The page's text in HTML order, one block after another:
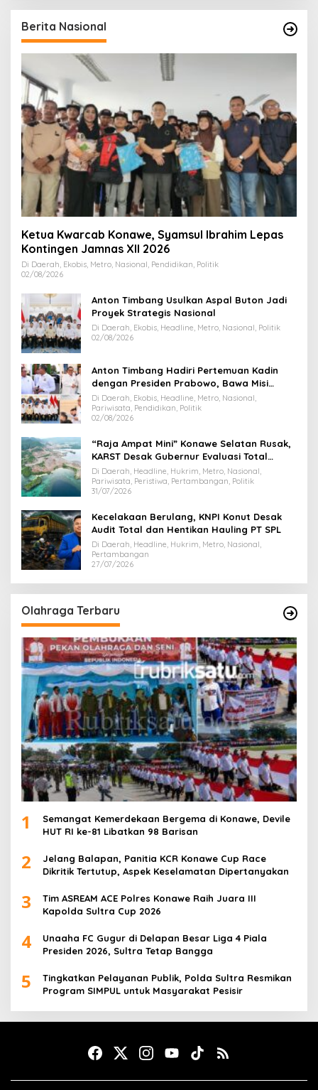
Berita Nasional
Ketua Kwarcab Konawe, Syamsul Ibrahim Lepas
Kontingen Jamnas XII 2026
Di Daerah, Ekobis, Metro, Nasional, Pendidikan, Politik
02/08/2026
Anton Timbang Usulkan Aspal Buton Jadi
Proyek Strategis Nasional
Di Daerah, Ekobis, Headline, Metro, Nasional, Politik
02/08/2026
Anton Timbang Hadiri Pertemuan Kadin
dengan Presiden Prabowo, Bawa Misi
Majukan Ekonomi Sultra
Di Daerah, Ekobis, Headline, Metro, Nasional,
Pariwisata, Pendidikan, Politik
02/08/2026
“Raja Ampat Mini” Konawe Selatan Rusak,
KARST Desak Gubernur Evaluasi Total
Dispar Sultra
Di Daerah, Headline, Hukrim, Metro, Nasional,
Pariwisata, Peristiwa, Pertambangan, Politik
31/07/2026
Kecelakaan Berulang, KNPI Konut Desak
Audit Total dan Hentikan Hauling PT SPL
Di Daerah, Headline, Hukrim, Metro, Nasional,
Pertambangan
27/07/2026
Olahraga Terbaru
1
Semangat Kemerdekaan Bergema di Konawe, Devile
HUT RI ke-81 Libatkan 98 Barisan
2
Jelang Balapan, Panitia KCR Konawe Cup Race
Dikritik Tertutup, Aspek Keselamatan Dipertanyakan
3
Tim ASREAM ACE Polres Konawe Raih Juara III
Kapolda Sultra Cup 2026
4
Unaaha FC Gugur di Delapan Besar Liga 4 Piala
Presiden 2026, Sultra Tetap Bangga
5
Tingkatkan Pelayanan Publik, Polda Sultra Resmikan
Program SIMPUL untuk Masyarakat Pesisir